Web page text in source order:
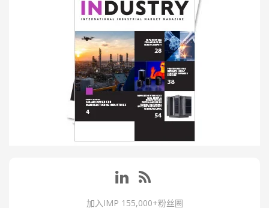
加入IMP 155,000+粉丝圈